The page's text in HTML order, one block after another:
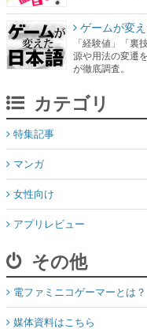
ゲームが変
「経験値」「
源や用法の変遷
が徹底調査。
カテゴリ
特集記事
マンガ
女性向け
アプリレビュー
その他
電ファミニコゲーマーとは？
媒体資料はこちら